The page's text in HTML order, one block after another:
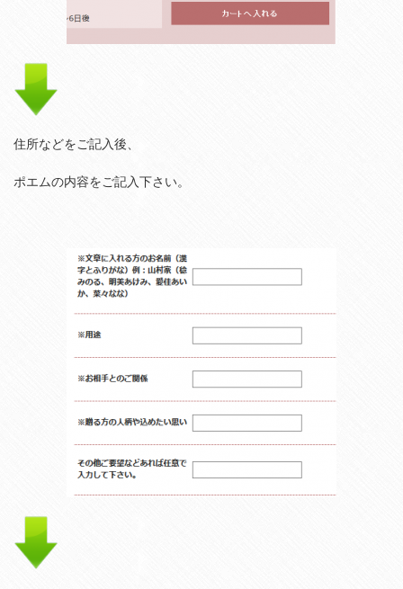
住所などをご記入後、
ポエムの内容をご記入下さい。